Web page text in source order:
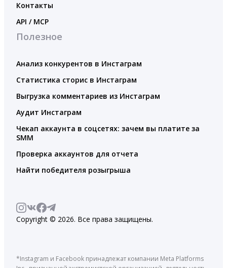
Контакты
API / MCP
Полезное
Анализ конкурентов в Инстаграм
Статистика сторис в Инстаграм
Выгрузка комментариев из Инстаграм
Аудит Инстаграм
Чекап аккаунта в соцсетях: зачем вы платите за
SMM
Проверка аккаунтов для отчета
Найти победителя розыгрыша
Copyright © 2026. Все права защищены.
*Instagram и Facebook принадлежат компании Meta Platforms